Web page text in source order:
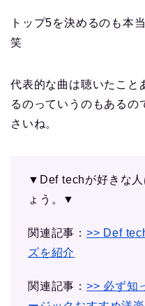
トップ5を決めるのも本
笑
代表的な曲は聴いたこと
るのっていうのもあるの
さいね。
▼Def techが好きな
ょう。▼
関連記事： >> Def
ズを紹介
関連記事： >> 必ず知